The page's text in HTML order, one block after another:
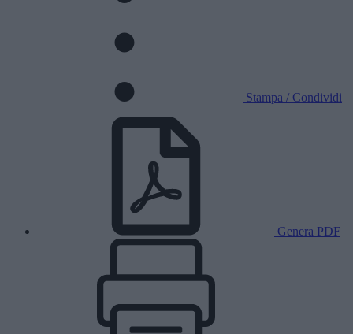
Stampa / Condividi
Genera PDF